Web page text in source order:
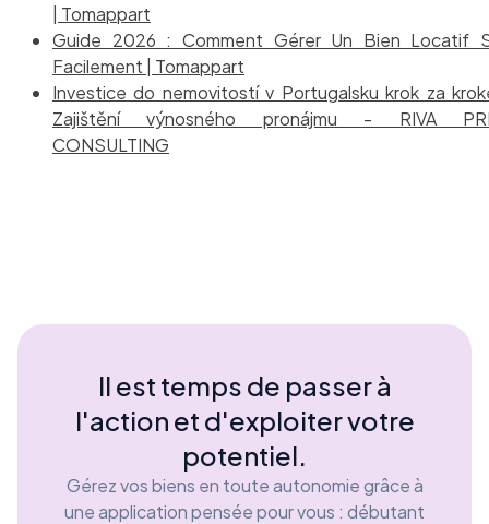
| Tomappart
Guide 2026 : Comment Gérer Un Bien Locatif
Facilement | Tomappart
Investice do nemovitostí v Portugalsku krok za
Zajištění výnosného pronájmu - RIVA
CONSULTING
Il est temps de passer à
l'action et d'exploiter votre
potentiel.
Gérez vos biens en toute autonomie grâce à
une application pensée pour vous : débutant